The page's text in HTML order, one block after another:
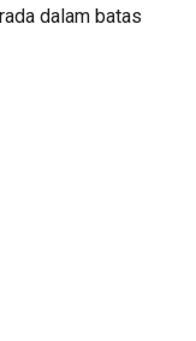
dalam batas